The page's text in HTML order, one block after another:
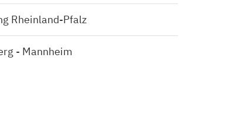
Rheinland-Pfalz
- Mannheim